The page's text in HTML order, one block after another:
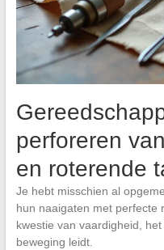
perforeren
en roterende
Je hebt misschien al
hun naaigaten met perfecte
kwestie van vaardigheid,
beweging leidt.